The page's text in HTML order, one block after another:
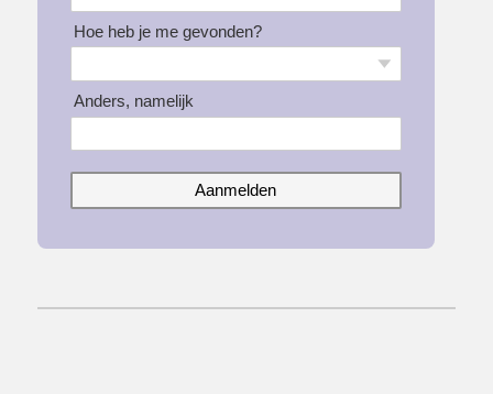
Hoe heb je me gevonden?
Anders, namelijk
Aanmelden